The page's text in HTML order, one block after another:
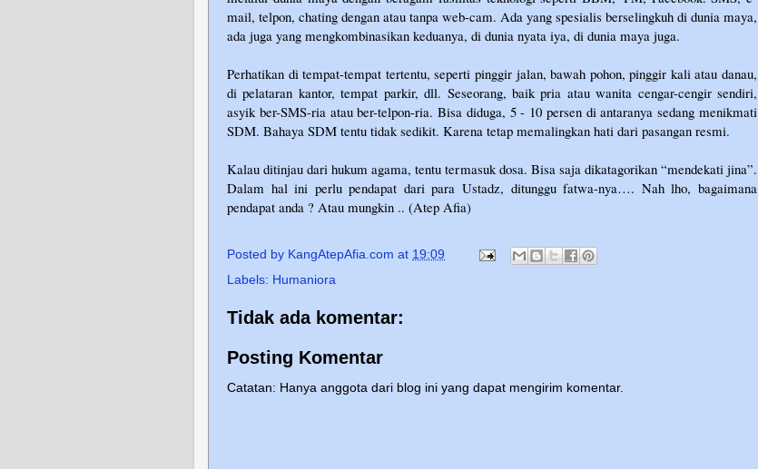
mail, telpon, chating dengan atau tanpa web-cam. Ada yang spesialis berselingkuh di dunia maya,
ada juga yang mengkombinasikan keduanya, di dunia nyata iya, di dunia maya juga.
Perhatikan di tempat-tempat tertentu, seperti pinggir jalan, bawah pohon, pinggir kali atau danau,
di pelataran kantor, tempat parkir, dll. Seseorang, baik pria atau wanita cengar-cengir sendiri,
asyik ber-SMS-ria atau ber-telpon-ria. Bisa diduga, 5 - 10 persen di antaranya sedang menikmati
SDM. Bahaya SDM tentu tidak sedikit. Karena tetap memalingkan hati dari pasangan resmi.
Kalau ditinjau dari hukum agama, tentu termasuk dosa. Bisa saja dikatagorikan “mendekati jina”.
Dalam hal ini perlu pendapat dari para Ustadz, ditunggu fatwa-nya…. Nah lho, bagaimana
pendapat anda ? Atau mungkin .. (Atep Afia)
Posted by KangAtepAfia.com at 19:09
Labels: Humaniora
Tidak ada komentar:
Posting Komentar
Catatan: Hanya anggota dari blog ini yang dapat mengirim komentar.